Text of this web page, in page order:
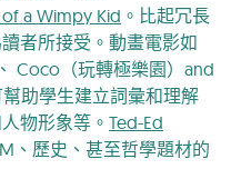
of a Wimpy Kid 。比起冗長
者所接受。動畫電影如
Coco（玩轉極樂園）and
助學生建立詞彙和理解
物形象等。 Ted-Ed
、歷史、甚至哲學題材的